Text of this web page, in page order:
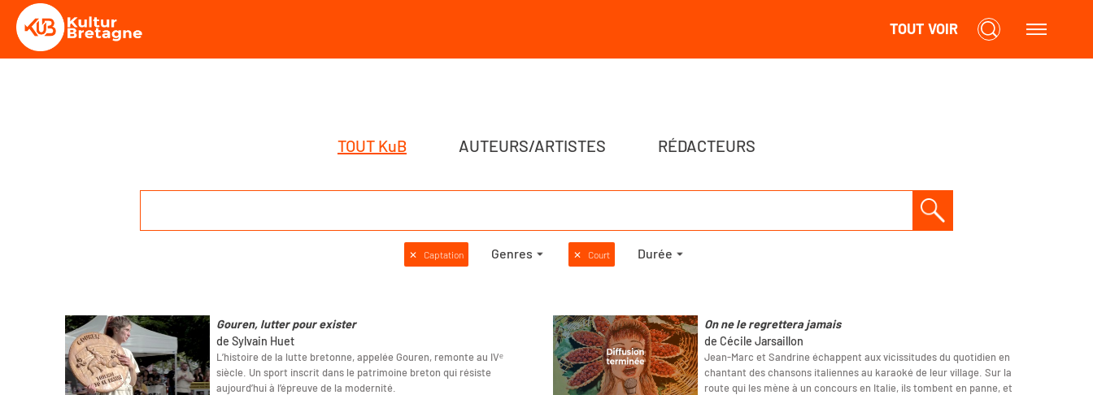
TOUT VOIR
TOUT KuB AUTEURS/ARTISTES RÉDACTEURS
✕ Captation Genres ✕ Court Durée
Gouren, lutter pour exister
de Sylvain Huet
L’histoire de la lutte bretonne, appelée Gouren, remonte au IVᵉ
siècle. Un sport inscrit dans le patrimoine breton qui résiste
aujourd’hui à l’épreuve de la modernité.
On ne le regrettera jamais
de Cécile Jarsaillon
Jean-Marc et Sandrine échappent aux vicissitudes du quotidien en
chantant des chansons italiennes au karaoké de leur village. Sur la
route qui les mène à un concours en Italie, ils tombent en panne, et